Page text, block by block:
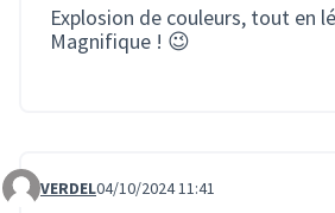
Explosion de couleurs, tout en
Magnifique ! 😉
Commentaire 2261
VERDEL04/10/2024 11:41